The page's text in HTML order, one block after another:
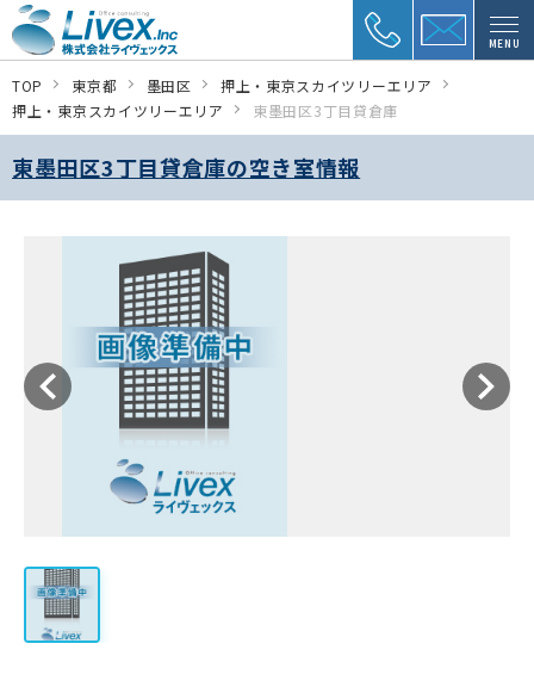
MENU
TOP 東京都 墨田区
押上・東京スカイツリーエリア
押上・東京スカイツリーエリア
東墨田区3丁目貸倉庫
東墨田区3丁目貸倉庫の空き室情報